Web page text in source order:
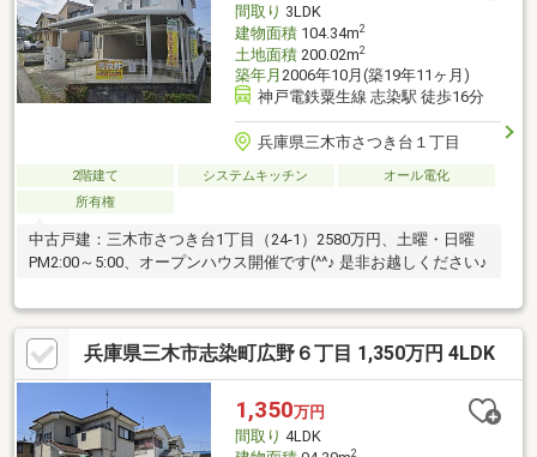
間取り 3LDK
建物面積104.34m2
土地面積200.02m2
築年月 2006年10月(築19年11ヶ月)
神戸電鉄粟生線 志染駅 徒歩16分
兵庫県三木市さつき台１丁目
2階建て システムキッチン
オール電化
所有権
中古戸建：三木市さつき台1丁目（24-1）2580万円、土曜・日曜
PM2:00～5:00、オープンハウス開催です(^^♪ 是非お越しください♪
兵庫県三木市志染町広野６丁目 1,350万円 4LDK
1,350万円
間取り 4LDK
2